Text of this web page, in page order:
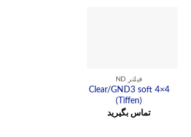
فیلتر ND
Clear/GND3 soft 4×4
(Tiffen)
تماس بگیرید